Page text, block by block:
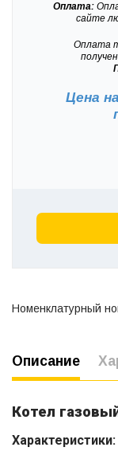
Оплата:
сайте
Оплата
Цена
Номенклатурный
Описание
Котел
Характеристики: